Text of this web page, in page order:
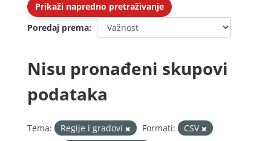
Prikaži napredno pretraživanje
Poredaj prema
Nisu pronađeni skupovi
podataka
Tema: Regije i gradovi Formati:
CSV